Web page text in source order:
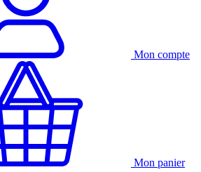
Mon compte
Mon panier